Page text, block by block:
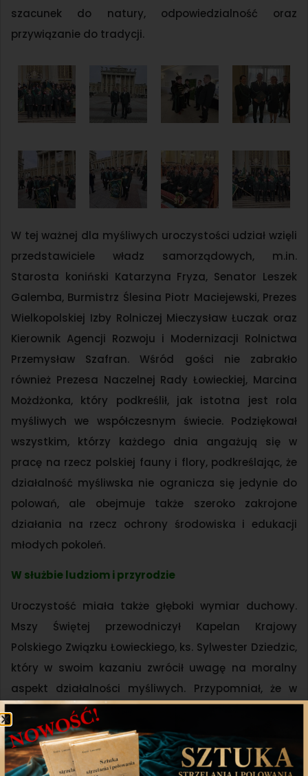
szacunek do natury, odpowiedzialność oraz
przywiązanie do tradycji.
W tej ważnej dla myśliwych uroczystości udział wzięli
przedstawiciele władz samorządowych, m.in.
Starosta koniński Katarzyna Fryza, Senator Leszek
Galemba, Burmistrz Ślesina Piotr Maciejewski, Prezes
Wielkopolskiej Izby Rolniczej Mieczysław Łuczak oraz
Kierownik Agencji Rozwoju i Modernizacji Rolnictwa
Przemysław Szafran. Wśród gości nie zabrakło
również Prezesa Naczelnej Rady Łowieckiej, Marcina
Możdżonka, który podkreślił, jak istotna jest rola
myśliwych we współczesnym świecie. Podziękował
wszystkim, którzy każdego dnia angażują się w
pracę na rzecz polskiej fauny i flory, podkreślając, że
działalność myśliwska nie ogranicza się jedynie do
polowań, ale obejmuje także szeroko zakrojone
działania na rzecz ochrony środowiska i edukacji
młodych pokoleń.
W służbie ludziom i przyrodzie
Uroczystość miała także głęboki wymiar duchowy.
Mszy Świętej przewodniczył Kapelan Krajowy
Polskiego Związku Łowieckiego, ks. Sylwester Dziedzic,
który w swoim kazaniu zwrócił uwagę na moralny
aspekt działalności myśliwych. Przypomniał, że w
służbie przyrodzie i człowiekowi nie jesteśmy sami –
naszą drogę wspiera wiara oraz wartości, które od
wieków kształtują tożsamość myśliwych.